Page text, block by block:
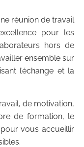
réunion de travail
pour les
hors de
ensemble sur
l’échange et la
de motivation,
de formation, le
vous accueillir